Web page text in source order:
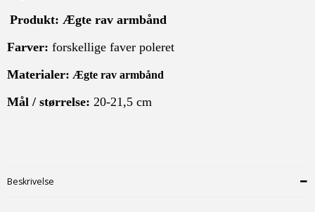
Produkt: Ægte rav armbånd
Farver: forskellige faver poleret
Materialer: Ægte rav armbånd
Mål / størrelse: 20-21,5 cm
Beskrivelse